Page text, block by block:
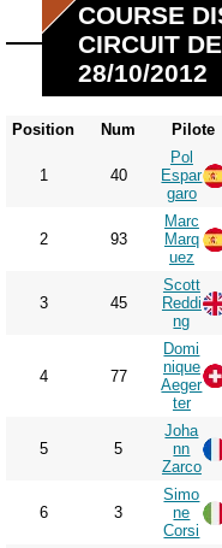
COURSE
CIRCUIT
28/10/2012
Position Num Pilote
1 40
Pol
Espar
garo
2 93
Marc
Marq
uez
3 45
Scott
Reddi
ng
4 77
Domi
nique
Aeger
ter
5 5
Joha
nn
Zarco
6 3
Simo
ne
Corsi